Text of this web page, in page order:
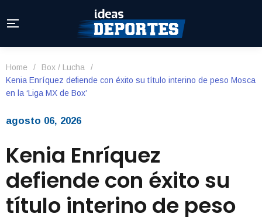
Home / Box / Lucha
/
Kenia Enríquez defiende con éxito su título interino de peso Mosca
en la ‘Liga MX de Box’
agosto 06, 2026
Kenia Enríquez
defiende con éxito su
título interino de peso